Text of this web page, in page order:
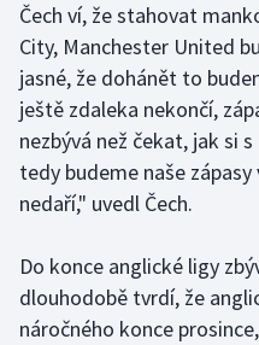
Futsal
Golf
Gymnastika
Házená
Jezdectví
Judo
Čech ví, že stahovat
City, Manchester United
jasné, že dohánět to
ještě zdaleka nekončí,
nezbývá než čekat, jak si
tedy budeme naše
nedaří," uvedl Čech.
Do konce anglické ligy
dlouhodobě tvrdí, že
náročného konce